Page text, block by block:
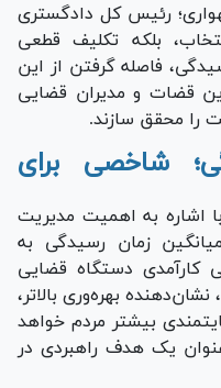
رئیس کل دادگستری
بلکه تکلیف قطعی
فاصله گرفتن از این
قضات و مدیران قضایی
را محقق سازند.
شاخصی برای
اشاره به اهمیت مدیریت
زمان رسیدگی به
کارآمدی دستگاه قضایی
بهره‌وری بالاتر،
بیشتر مردم خواهد
یک هدف راهبردی در